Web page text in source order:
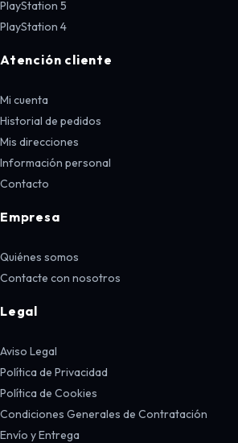
PlayStation 5
PlayStation 4
Atención cliente
Mi cuenta
Historial de pedidos
Mis direcciones
Información personal
Contacto
Empresa
Quiénes somos
Contacte con nosotros
Legal
Aviso Legal
Política de Privacidad
Política de Cookies
Condiciones Generales de Contratación
Envío y Entrega